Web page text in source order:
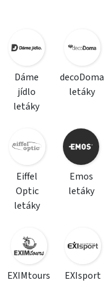
Dáme
jídlo
letáky
decoDoma
letáky
Eiffel
Optic
letáky
Emos
letáky
EXIMtours
EXIsport